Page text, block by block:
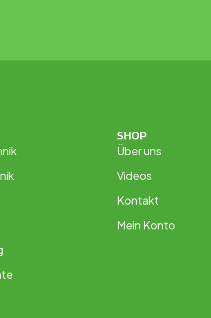
SHOP
Über uns
Videos
Kontakt
Mein Konto